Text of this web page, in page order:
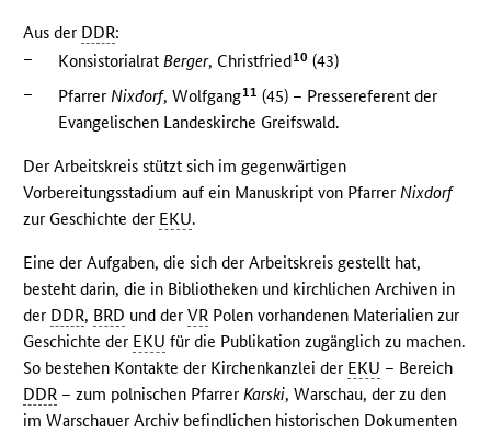
Aus der DDR:
–
Konsistorialrat Berger, Christfried10 (43)
–
Pfarrer Nixdorf, Wolfgang11 (45) – Pressereferent der
Evangelischen Landeskirche Greifswald.
Der Arbeitskreis stützt sich im gegenwärtigen
Vorbereitungsstadium auf ein Manuskript von Pfarrer Nixdorf
zur Geschichte der EKU.
Eine der Aufgaben, die sich der Arbeitskreis gestellt hat,
besteht darin, die in Bibliotheken und kirchlichen Archiven in
der DDR, BRD und derVR Polen vorhandenen Materialien zur
Geschichte der EKU für die Publikation zugänglich zu machen.
So bestehen Kontakte der Kirchenkanzlei der EKU – Bereich
DDR – zum polnischen Pfarrer Karski, Warschau, der zu den
im Warschauer Archiv befindlichen historischen Dokumenten